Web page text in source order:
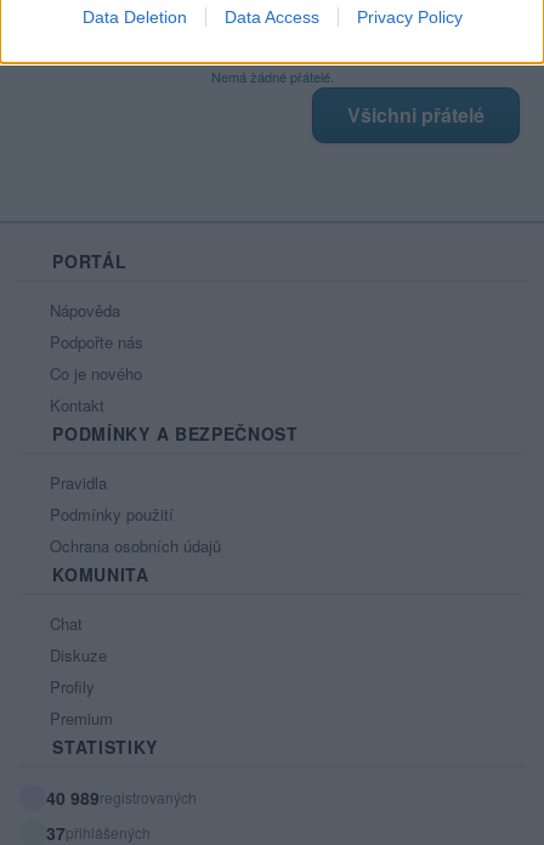
Data Deletion Data Access Privacy Policy
Nemá žádné přátelé.
Všichni přátelé
PORTÁL
Nápověda
Podpořte nás
Co je nového
Kontakt
PODMÍNKY A BEZPEČNOST
Pravidla
Podmínky použití
Ochrana osobních údajů
KOMUNITA
Chat
Diskuze
Profily
Premium
STATISTIKY
40 989registrovaných
37přihlášených